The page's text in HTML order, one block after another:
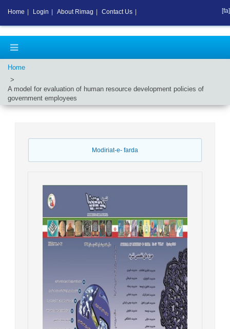
Home
A model for evaluation of human resource development policies of
government employees
Modiriat-e- farda
Home Login About Rimag Contact Us [fa]